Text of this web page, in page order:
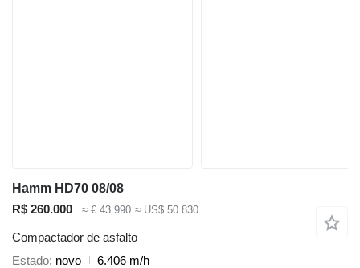
Hamm HD70 08/08
R$ 260.000
≈ € 43.990 ≈ US$ 50.830
Compactador de asfalto
Estado novo
6.406 m/h